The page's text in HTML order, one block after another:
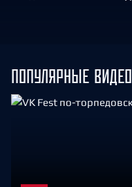
ПОПУЛЯРНЫЕ ВИДЕО